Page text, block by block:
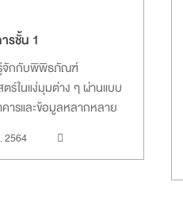
รชั้น 1
จักกับพิพิธภัณฑ์
ร์ในแง่มุมต่าง ๆ ผ่านแบบ
ารและข้อมูลหลากหลาย
2564